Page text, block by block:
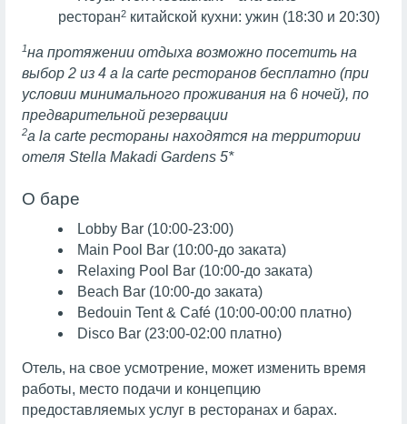
ресторан2китайской кухни: ужин (18:30 и 20:30)
1на протяжении отдыха возможно посетить на
выбор 2 из 4 a la carte ресторанов бесплатно (при
условии минимального проживания на 6 ночей), по
предварительной резервации
2a la carte рестораны находятся на территории
отеля Stella Makadi Gardens 5*
О баре
Lobby Bar (10:00-23:00)
Main Pool Bar (10:00-до заката)
Relaxing Pool Bar (10:00-до заката)
Beach Bar (10:00-до заката)
Bedouin Tent & Café (10:00-00:00 платно)
Disco Bar (23:00-02:00 платно)
Отель, на свое усмотрение, может изменить время
работы, место подачи и концепцию
предоставляемых услуг в ресторанах и барах.